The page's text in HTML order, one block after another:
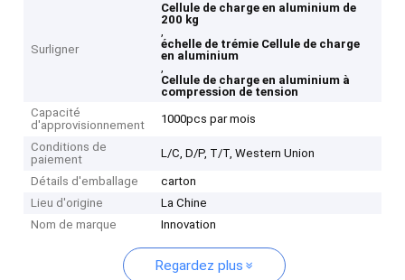
Surligner
Cellule de charge en aluminium de
200 kg
,
échelle de trémie Cellule de charge
en aluminium
,
Cellule de charge en aluminium à
compression de tension
Capacité
d'approvisionnement
1000pcs par mois
Conditions de
paiement
L/C, D/P, T/T, Western Union
Détails d'emballage
carton
Lieu d'origine
La Chine
Nom de marque
Innovation
Regardez plus